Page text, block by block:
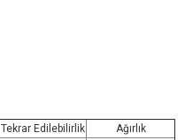
Tekrar Edilebilirlik
Ağırlık